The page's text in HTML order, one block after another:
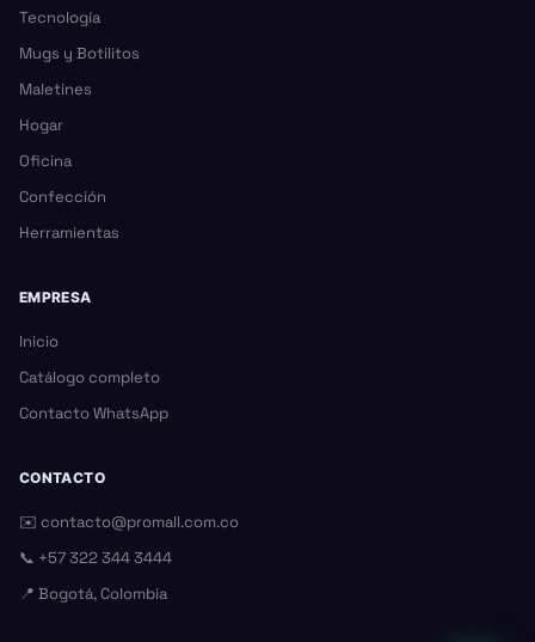
Tecnología
Mugs y Botilitos
Maletines
Hogar
Oficina
Confección
Herramientas
EMPRESA
Inicio
Catálogo completo
Contacto WhatsApp
CONTACTO
✉️ contacto@promall.com.co
📞 +57 322 344 3444
📍 Bogotá, Colombia